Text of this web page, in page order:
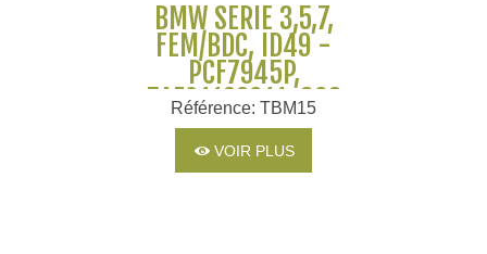
BMW SERIE 3,5,7,
FEM/BDC, ID49 -
PCF7945P,
5AF01192611, 868
MHZ
Référence: TBM15
VOIR PLUS